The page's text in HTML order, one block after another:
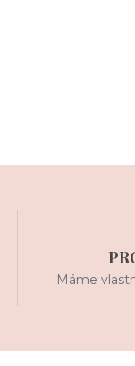
Máme